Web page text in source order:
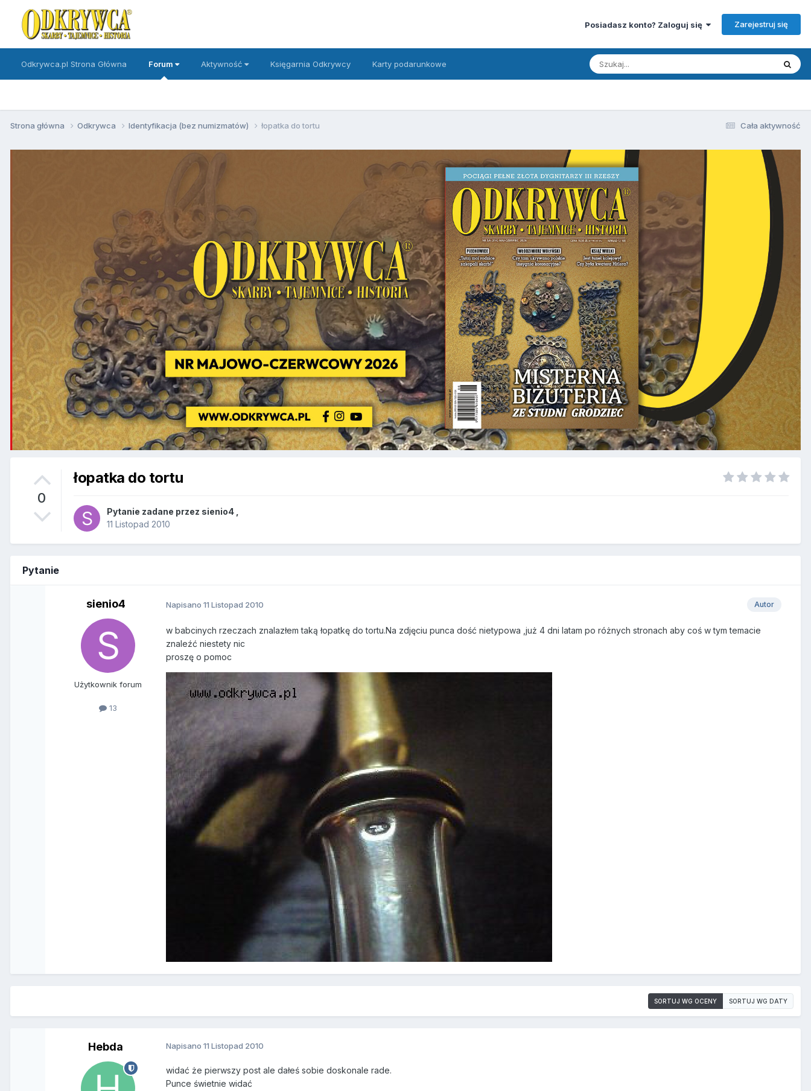
Posiadasz konto? Zaloguj się Zarejestruj się
Odkrywca.pl Strona Główna Forum Aktywność Księgarnia Odkrywcy Karty podarunkowe
Cała aktywność
Strona główna Odkrywca Identyfikacja (bez numizmatów) łopatka do tortu
0
łopatka do tortu
Pytanie zadane przez sienio4
11 Listopad 2010
Pytanie
sienio4
Użytkownik forum
13
Autor
Napisano11 Listopad 2010
w babcinych rzeczach znalazłem taką łopatkę do tortu.Na zdjęciu punca dość nietypowa ,już 4 dni latam po różnych stronach aby coś w tym temacie
znaleźć niestety nic
proszę o pomoc
SORTUJ WG OCENY SORTUJ WG DATY
Hebda Napisano11 Listopad 2010
widać że pierwszy post ale dałeś sobie doskonale rade.
Punce świetnie widać